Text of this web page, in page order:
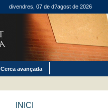
divendres, 07 de d?agost de 2026
Cerca avançada
INICI